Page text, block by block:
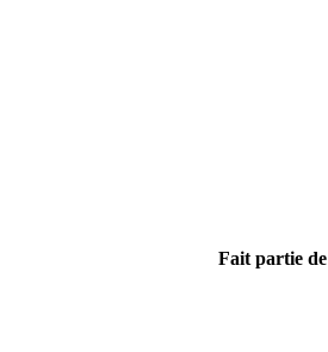
Fait partie de